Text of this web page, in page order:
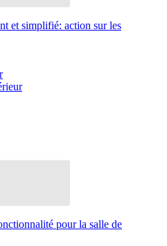
et simplifié: action sur les
pour la salle de